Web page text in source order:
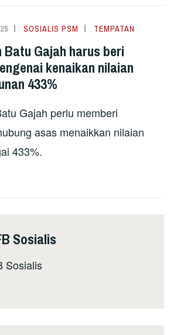
SOSIALIS PSM TEMPATAN
Batu Gajah harus beri
kenaikan nilaian
433%
Gajah perlu memberi
asas menaikkan nilaian
433%.
Sosialis
Sosialis